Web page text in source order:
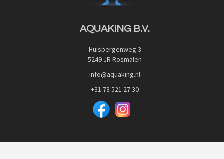
JPD Japan Pet Design
AQUAKING B.V.
Huisbergenweg 3
5249 JR Rosmalen
info@aquaking.nl
+31 73 521 27 30